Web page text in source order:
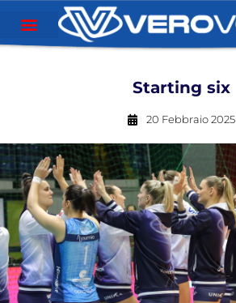
Starting six
20 Febbraio 2025